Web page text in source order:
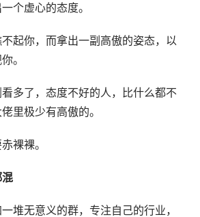
个虚心的态度。
起你，而拿出一副高傲的姿态，以
。
多了，态度不好的人，比什么都不
里极少有高傲的。
裸裸。
堆无意义的群，专注自己的行业，